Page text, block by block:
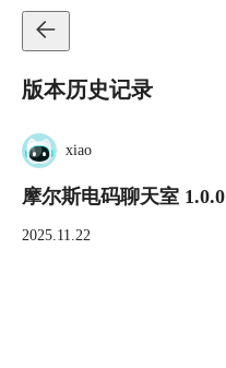
版本历史记录
xiao
摩尔斯电码聊天室 1.0.0
2025.11.22